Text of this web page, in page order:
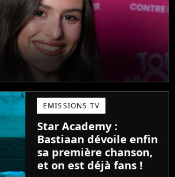
EMISSIONS TV
Star Academy :
Bastiaan dévoile enfin
sa première chanson,
et on est déjà fans !